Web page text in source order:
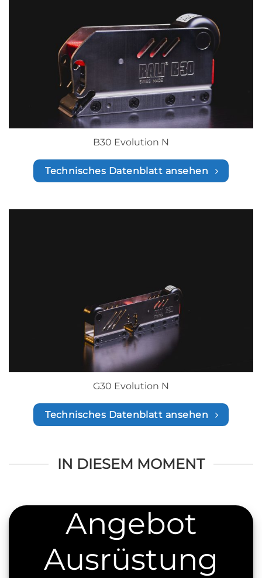
B30 Evolution N
Technisches Datenblatt ansehen
G30 Evolution N
Technisches Datenblatt ansehen
IN DIESEM MOMENT
Angebot
Ausrüstung